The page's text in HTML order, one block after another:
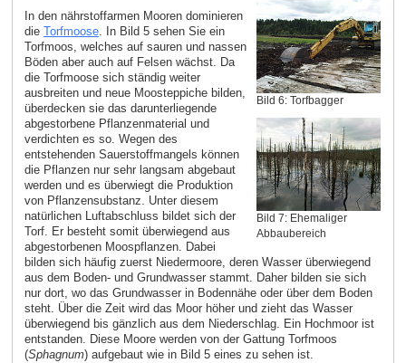
Bild 6: Torfbagger
Bild 7: Ehemaliger
Abbaubereich
In den nährstoffarmen Mooren dominieren
die Torfmoose. In Bild 5 sehen Sie ein
Torfmoos, welches auf sauren und nassen
Böden aber auch auf Felsen wächst. Da
die Torfmoose sich ständig weiter
ausbreiten und neue Moosteppiche bilden,
überdecken sie das darunterliegende
abgestorbene Pflanzenmaterial und
verdichten es so. Wegen des
entstehenden Sauerstoffmangels können
die Pflanzen nur sehr langsam abgebaut
werden und es überwiegt die Produktion
von Pflanzensubstanz. Unter diesem
natürlichen Luftabschluss bildet sich der
Torf. Er besteht somit überwiegend aus
abgestorbenen Moospflanzen. Dabei
bilden sich häufig zuerst Niedermoore, deren Wasser überwiegend
aus dem Boden- und Grundwasser stammt. Daher bilden sie sich
nur dort, wo das Grundwasser in Bodennähe oder über dem Boden
steht. Über die Zeit wird das Moor höher und zieht das Wasser
überwiegend bis gänzlich aus dem Niederschlag. Ein Hochmoor ist
entstanden. Diese Moore werden von der Gattung Torfmoos
(Sphagnum) aufgebaut wie in Bild 5 eines zu sehen ist.